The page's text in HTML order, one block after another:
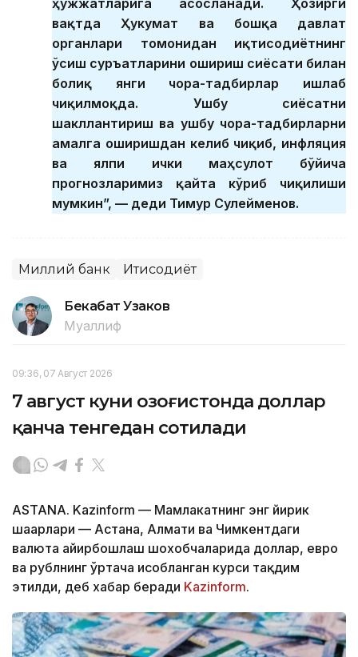
ҳужжатларига асосланади. Ҳозирги
вақтда Ҳукумат ва бошқа давлат
органлари томонидан иқтисодиётнинг
ўсиш суръатларини ошириш сиёсати билан
боғлиқ янги чора-тадбирлар ишлаб
чиқилмоқда. Ушбу сиёсатни
шакллантириш ва ушбу чора-тадбирларни
амалга оширишдан келиб чиқиб, инфляция
ва ялпи ички маҳсулот бўйича
прогнозларимиз қайта кўриб чиқилиши
мумкин”, — деди Тимур Сулейменов.
Миллий банк Иқтисодиёт
Бекабат Узаков
Муаллиф
09:36, 07 Август 2026
7 август куни Қозоғистонда доллар
қанча тенгедан сотилади
ASTANA. Kazinform — Мамлакатнинг энг йирик
шаҳарлари — Астана, Алмати ва Чимкентдаги
валюта айирбошлаш шохобчаларида доллар, евро
ва рублнинг ўртача ҳисобланган курси тақдим
этилди, деб хабар беради Kazinform.